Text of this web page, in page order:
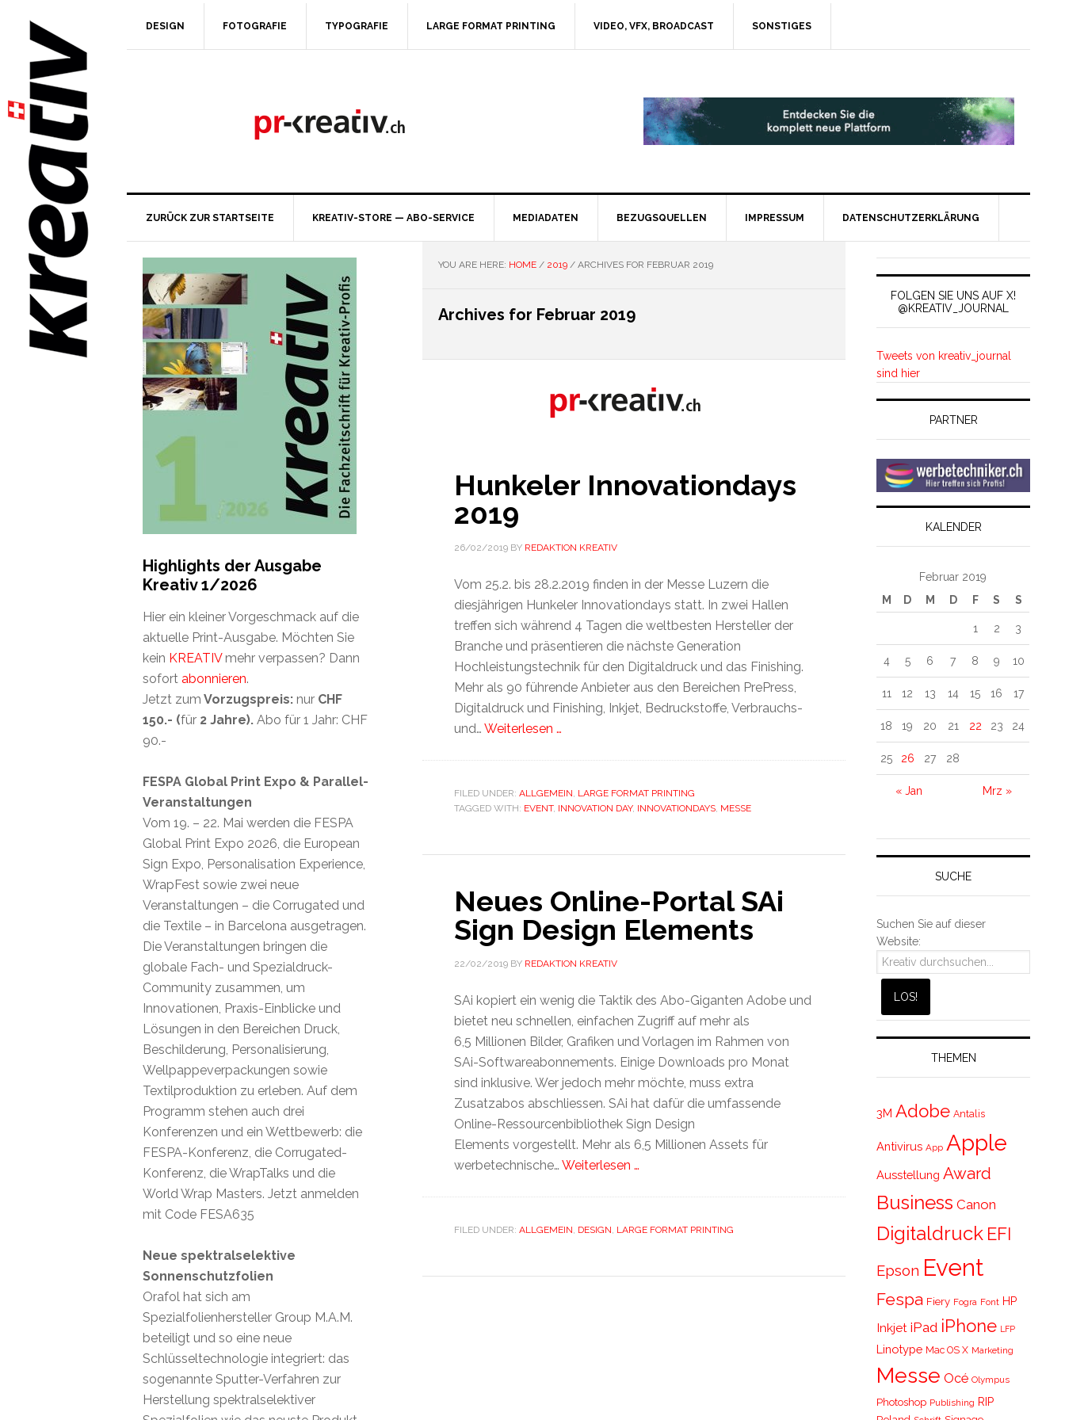
DESIGN FOTOGRAFIE TYPOGRAFIE LARGE FORMAT PRINTING VIDEO, VFX, BROADCAST SONSTIGES
ZURÜCK ZUR STARTSEITE KREATIV-STORE — ABO-SERVICE MEDIADATEN BEZUGSQUELLEN IMPRESSUM DATENSCHUTZERKLÄRUNG
YOU ARE HERE: HOME / 2019 /ARCHIVES FOR FEBRUAR 2019
Archives for Februar 2019
Hunkeler Innovationdays
2019
26/02/2019BY REDAKTION KREATIV
Vom 25.2. bis 28.2.2019 finden in der Messe Luzern die
diesjährigen Hunkeler Innovationdays statt. In zwei Hallen
treffen sich während 4 Tagen die weltbesten Hersteller der
Branche und präsentieren die nächste Generation
Hochleistungstechnik für den Digitaldruck und das Finishing.
Mehr als 90 führende Anbieter aus den Bereichen PrePress,
Digitaldruck und Finishing, Inkjet, Bedruckstoffe, Verbrauchs-
und… Weiterlesen …
FILED UNDER: ALLGEMEIN, LARGE FORMAT PRINTING
TAGGED WITH: EVENT, INNOVATION DAY, INNOVATIONDAYS, MESSE
Neues Online-Portal SAi
Sign Design Elements
22/02/2019BY REDAKTION KREATIV
SAi kopiert ein wenig die Taktik des Abo-Giganten Adobe und
bietet neu schnellen, einfachen Zugriff auf mehr als
6,5 Millionen Bilder, Grafiken und Vorlagen im Rahmen von
SAi-Softwareabonnements. Einige Downloads pro Monat
sind inklusive. Wer jedoch mehr möchte, muss extra
Zusatzabos abschliessen. SAi hat dafür die umfassende
Online-Ressourcenbibliothek Sign Design
Elements vorgestellt. Mehr als 6,5 Millionen Assets für
werbetechnische… Weiterlesen …
FILED UNDER: ALLGEMEIN, DESIGN, LARGE FORMAT PRINTING
FOLGEN SIE UNS AUF X!
@KREATIV_JOURNAL
Tweets von kreativ_journal
sind hier
PARTNER
KALENDER
Februar 2019
M
D M D F S S
« Jan Mrz »
1 2 3
4 5 6 7 8 9 10
11 12 13 14 15 16 17
18 19 20 21 22 23 24
25 26 27 28
SUCHE
Suchen Sie auf dieser
Website:
THEMEN
3M Adobe Antalis
Antivirus App Apple
Ausstellung Award
Business Canon
Digitaldruck EFI
Epson Event
Fespa Fiery Fogra Font HP
Inkjet iPad iPhone LFP
Linotype Mac OS X Marketing
Messe Océ Olympus
Photoshop Publishing RIP
Highlights der Ausgabe
Kreativ 1/2026
Hier ein kleiner Vorgeschmack auf die
aktuelle Print-Ausgabe. Möchten Sie
kein KREATIVmehr verpassen? Dann
sofort abonnieren.
Jetzt zum Vorzugspreis: nur CHF
150.- (für 2 Jahre). Abo für 1 Jahr: CHF
90.-
FESPA Global Print Expo & Parallel-
Veranstaltungen
Vom 19. – 22. Mai werden die FESPA
Global Print Expo 2026, die European
Sign Expo, Personalisation Experience,
WrapFest sowie zwei neue
Veranstaltungen – die Corrugated und
die Textile – in Barcelona ausgetragen.
Die Veranstaltungen bringen die
globale Fach- und Spezialdruck-
Community zusammen, um
Innovationen, Praxis-Einblicke und
Lösungen in den Bereichen Druck,
Beschilderung, Personalisierung,
Wellpappeverpackungen sowie
Textilproduktion zu erleben. Auf dem
Programm stehen auch drei
Konferenzen und ein Wettbewerb: die
FESPA-Konferenz, die Corrugated-
Konferenz, die WrapTalks und die
World Wrap Masters. Jetzt anmelden
mit Code FESA635
Neue spektralselektive
Sonnenschutzfolien
Orafol hat sich am
Spezialfolienhersteller Group M.A.M.
beteiligt und so eine neue
Schlüsseltechnologie integriert: das
sogenannte Sputter-Verfahren zur
Herstellung spektralselektiver